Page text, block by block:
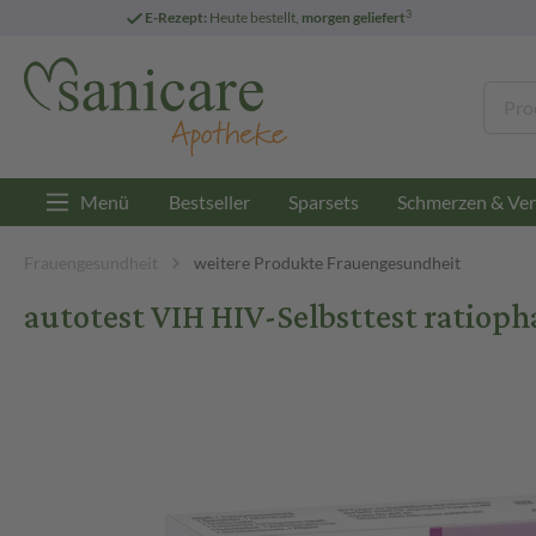
E-Rezept: Heute bestellt, morgen geliefert3
Menü Bestseller Sparsets Schmerzen &
Frauengesundheit weitere Produkte Frauengesundheit
autotest VIH HIV-Selbsttest